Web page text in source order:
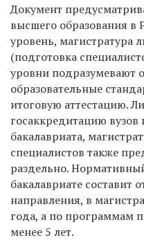
Документ
высшего образования в
уровень, магистратура
(подготовка
уровни подразумевают
образовательные
итоговую аттестацию.
госаккредитацию
бакалавриата,
специалистов также
раздельно.
бакалавриате составит
направления, в
года, а по программам
менее 5 лет.